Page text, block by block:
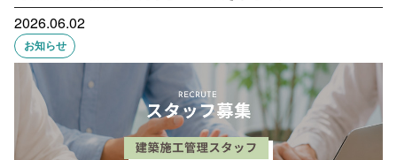
2026.06.02
お知らせ